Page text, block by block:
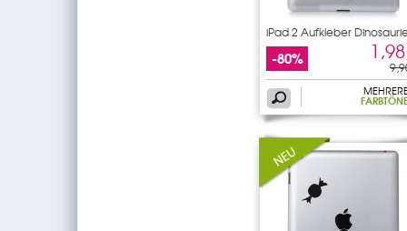
iPad 2 Aufkleber
-80%